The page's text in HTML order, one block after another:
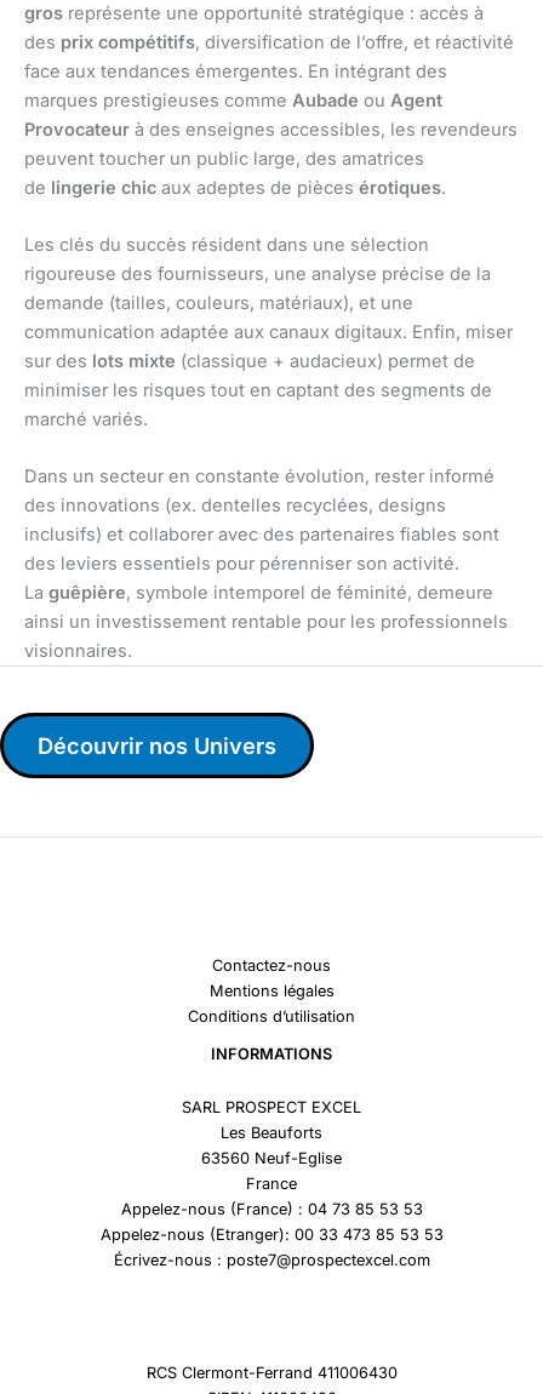
gros représente une opportunité stratégique : accès à
des prix compétitifs, diversification de l’offre, et réactivité
face aux tendances émergentes. En intégrant des
marques prestigieuses comme Aubade ou Agent
Provocateur à des enseignes accessibles, les revendeurs
peuvent toucher un public large, des amatrices
de lingerie chic aux adeptes de pièces érotiques.
Les clés du succès résident dans une sélection
rigoureuse des fournisseurs, une analyse précise de la
demande (tailles, couleurs, matériaux), et une
communication adaptée aux canaux digitaux. Enfin, miser
sur des lots mixte (classique + audacieux) permet de
minimiser les risques tout en captant des segments de
marché variés.
Dans un secteur en constante évolution, rester informé
des innovations (ex. dentelles recyclées, designs
inclusifs) et collaborer avec des partenaires fiables sont
des leviers essentiels pour pérenniser son activité.
La guêpière, symbole intemporel de féminité, demeure
ainsi un investissement rentable pour les professionnels
visionnaires.
Découvrir nos Univers
Contactez-nous
Mentions légales
Conditions d’utilisation
INFORMATIONS
SARL PROSPECT EXCEL
Les Beauforts
63560 Neuf-Eglise
France
Appelez-nous (France) : 04 73 85 53 53
Appelez-nous (Etranger): 00 33 473 85 53 53
Écrivez-nous : poste7@prospectexcel.com
RCS Clermont-Ferrand 411006430